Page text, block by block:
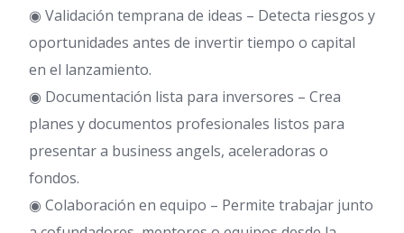
◉ Validación temprana de ideas – Detecta riesgos y
oportunidades antes de invertir tiempo o capital
en el lanzamiento.
◉ Documentación lista para inversores – Crea
planes y documentos profesionales listos para
presentar a business angels, aceleradoras o
fondos.
◉ Colaboración en equipo – Permite trabajar junto